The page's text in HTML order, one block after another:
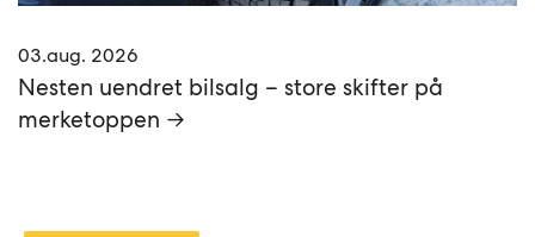
03.aug. 2026
Nesten uendret bilsalg – store skifter på
merketoppen →